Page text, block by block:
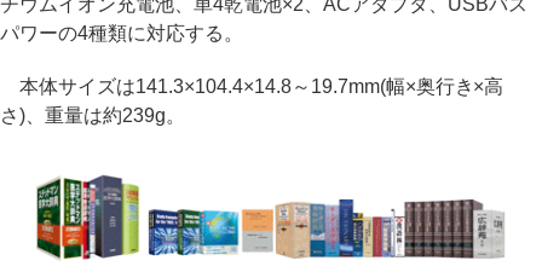
チウムイオン充電池、単4乾電池×2、ACアダプタ、USBバス
パワーの4種類に対応する。
本体サイズは141.3×104.4×14.8～19.7mm(幅×奥行き×高
さ)、重量は約239g。